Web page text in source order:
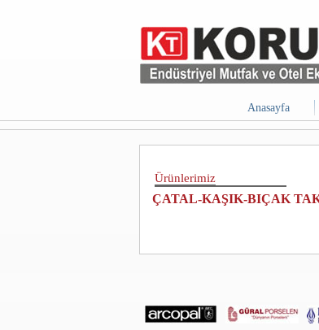
Anasayfa
Ürünlerimiz
ÇATAL-KAŞIK-BIÇAK